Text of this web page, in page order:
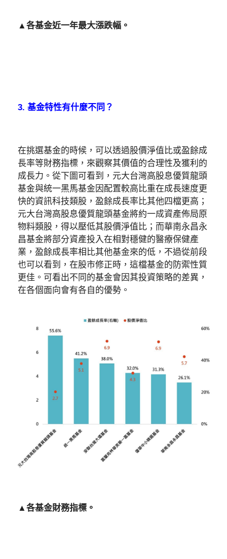
▲各基金近一年最大漲跌幅。
3. 基金特性有什麼不同？
在挑選基金的時候，可以透過股價淨值比或盈餘成
長率等財務指標，來觀察其價值的合理性及獲利的
成長力。從下圖可看到，元大台灣高股息優質龍頭
基金與統一黑馬基金因配置較高比重在成長速度更
快的資訊科技類股，盈餘成長率比其他四檔更高；
元大台灣高股息優質龍頭基金將約一成資產佈局原
物料類股，得以壓低其股價淨值比；而華南永昌永
昌基金將部分資產投入在相對穩健的醫療保健產
業，盈餘成長率相比其他基金來的低，不過從前段
也可以看到，在股市修正時，這檔基金的防禦性質
更佳。可看出不同的基金會因其投資策略的差異，
在各個面向會有各自的優勢。
▲各基金財務指標。